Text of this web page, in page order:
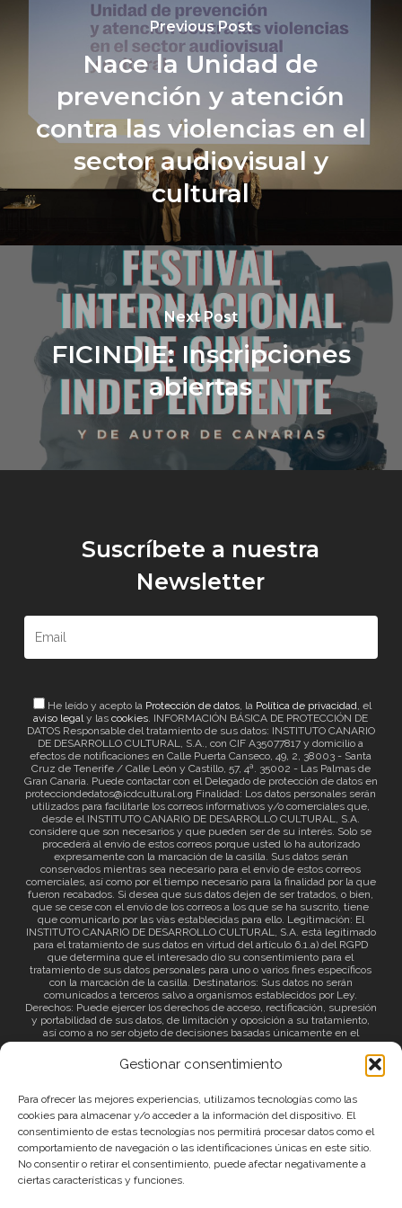
Gestionar consentimiento
Para ofrecer las mejores experiencias, utilizamos tecnologías como las
cookies para almacenar y/o acceder a la información del dispositivo. El
consentimiento de estas tecnologías nos permitirá procesar datos como el
comportamiento de navegación o las identificaciones únicas en este sitio.
No consentir o retirar el consentimiento, puede afectar negativamente a
ciertas características y funciones.
Previous Post
Nace la Unidad de
prevención y atención
contra las violencias en el
sector audiovisual y
cultural
Next Post
FICINDIE: Inscripciones
abiertas
Suscríbete a nuestra
Newsletter
He leído y acepto la Protección de datos, la Política de privacidad, el
aviso legaly lascookies. INFORMACIÓN BÁSICA DE PROTECCIÓN DE
DATOS Responsable del tratamiento de sus datos: INSTITUTO CANARIO
DE DESARROLLO CULTURAL, S.A., con CIF A35077817 y domicilio a
efectos de notificaciones en Calle Puerta Canseco, 49, 2, 38003 - Santa
Cruz de Tenerife / Calle León y Castillo, 57, 4ª. 35002 - Las Palmas de
Gran Canaria. Puede contactar con el Delegado de protección de datos en
protecciondedatos@icdcultural.org Finalidad: Los datos personales serán
utilizados para facilitarle los correos informativos y/o comerciales que,
desde el INSTITUTO CANARIO DE DESARROLLO CULTURAL, S.A.
considere que son necesarios y que pueden ser de su interés. Solo se
procederá al envío de estos correos porque usted lo ha autorizado
expresamente con la marcación de la casilla. Sus datos serán
conservados mientras sea necesario para el envío de estos correos
comerciales, así como por el tiempo necesario para la finalidad por la que
fueron recabados. Si desea que sus datos dejen de ser tratados, o bien,
que se cese con el envío de los correos a los que se ha suscrito, tiene
que comunicarlo por las vías establecidas para ello. Legitimación: El
INSTITUTO CANARIO DE DESARROLLO CULTURAL, S.A. está legitimado
para el tratamiento de sus datos en virtud del artículo 6.1.a) del RGPD
que determina que el interesado dio su consentimiento para el
tratamiento de sus datos personales para uno o varios fines específicos
con la marcación de la casilla. Destinatarios: Sus datos no serán
comunicados a terceros salvo a organismos establecidos por Ley.
Derechos: Puede ejercer los derechos de acceso, rectificación, supresión
y portabilidad de sus datos, de limitación y oposición a su tratamiento,
así como a no ser objeto de decisiones basadas únicamente en el
tratamiento automatizado de sus datos y revocar el consentimiento
prestado. Información adicional: Puede consultar la información adicional
a través del siguienteenlace.